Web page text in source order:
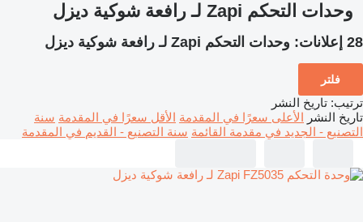
وحدات التحكم Zapi لـ رافعة شوكية ديزل
28 إعلانات: وحدات التحكم Zapi لـ رافعة شوكية ديزل
فلتر
ترتيب: تاريخ النشر
تاريخ النشر الأعلى سعرًا في المقدمة الأقل سعرًا في المقدمة سنة
التصنيع - الجديد في مقدمة القائمة سنة التصنيع - القديم في المقدمة